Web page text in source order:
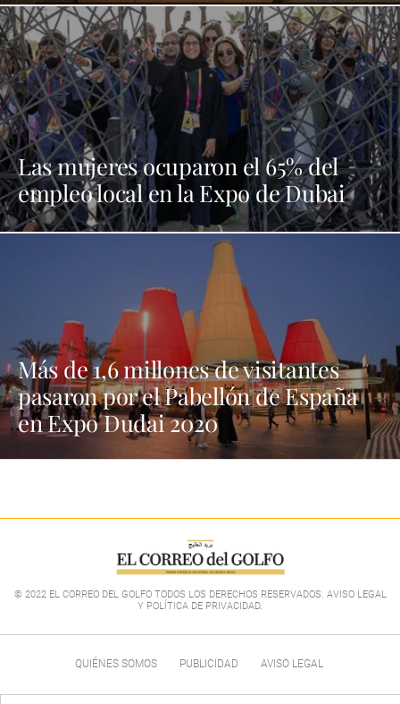
Las mujeres ocuparon el 65% del
empleo local en la Expo de Dubai
Más de 1,6 millones de visitantes
pasaron por el Pabellón de España
en Expo Dudai 2020
© 2022 EL CORREO DEL GOLFO TODOS LOS DERECHOS RESERVADOS. AVISO LEGAL
Y POLÍTICA DE PRIVACIDAD.
QUIÉNES SOMOS PUBLICIDAD AVISO LEGAL